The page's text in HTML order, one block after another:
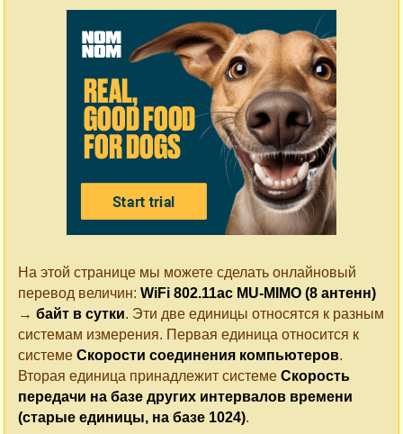
На этой странице мы можете сделать онлайновый
перевод величин: WiFi 802.11ac MU-MIMO (8 антенн)
→ байт в сутки. Эти две единицы относятся к разным
системам измерения. Первая единица относится к
системе Cкорости соединения компьютеров.
Вторая единица принадлежит системе Скорость
передачи на базе других интервалов времени
(старые единицы, на базе 1024).